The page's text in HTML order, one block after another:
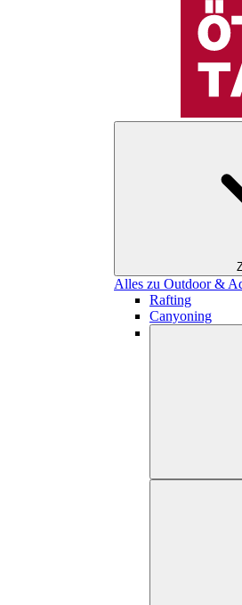
Alles zu Outdoor &
Rafting
Canyoning